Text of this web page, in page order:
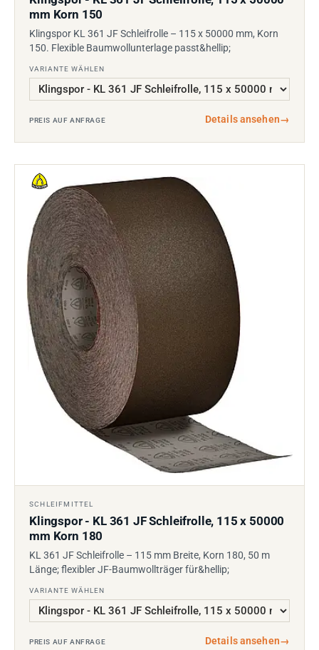
mm Korn 150
Klingspor KL 361 JF Schleifrolle – 115 x 50000 mm, Korn
150. Flexible Baumwollunterlage passt&hellip;
VARIANTE WÄHLEN
PREIS AUF ANFRAGE Details ansehen→
SCHLEIFMITTEL
Klingspor - KL 361 JF Schleifrolle, 115 x 50000
mm Korn 180
KL 361 JF Schleifrolle – 115 mm Breite, Korn 180, 50 m
Länge; flexibler JF-Baumwollträger für&hellip;
VARIANTE WÄHLEN
PREIS AUF ANFRAGE Details ansehen→